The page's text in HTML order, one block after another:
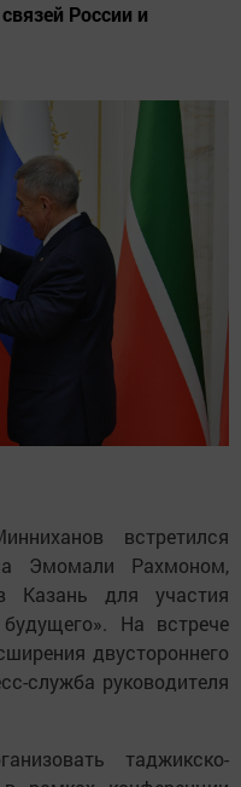
России и
встретился
Эмомали Рахмоном,
Казань для участия
На встрече
двустороннего
служба руководителя
таджикско-